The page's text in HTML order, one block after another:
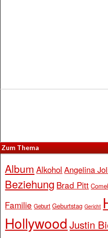
Zum Thema
Album Alkohol Angelina
Beziehung Brad Pitt
Familie Geburt Geburtstag Gericht
Hollywood Justin